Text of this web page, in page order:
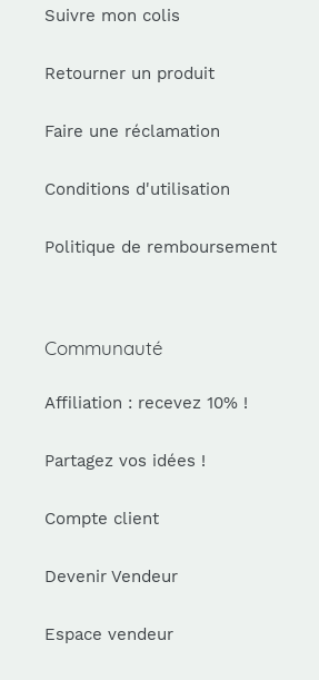
Suivre mon colis
Retourner un produit
Faire une réclamation
Conditions d'utilisation
Politique de remboursement
Communauté
Affiliation : recevez 10% !
Partagez vos idées !
Compte client
Devenir Vendeur
Espace vendeur